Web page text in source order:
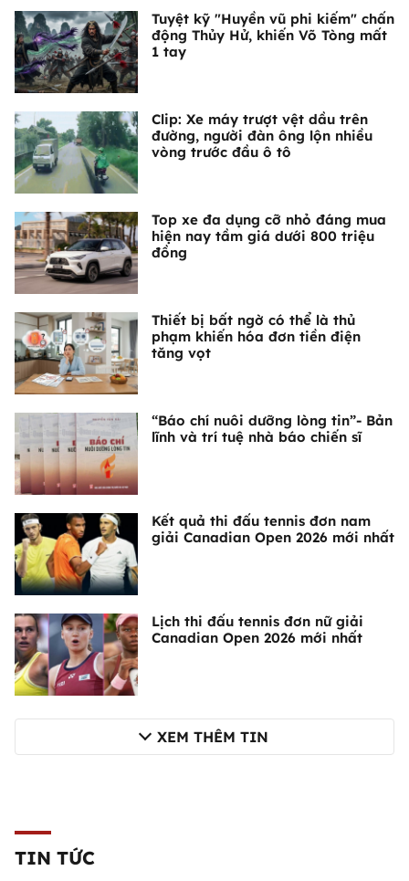
Tuyệt kỹ "Huyền vũ phi kiếm" chấn
động Thủy Hử, khiến Võ Tòng mất
1 tay
Clip: Xe máy trượt vệt dầu trên
đường, người đàn ông lộn nhiều
vòng trước đầu ô tô
Top xe đa dụng cỡ nhỏ đáng mua
hiện nay tầm giá dưới 800 triệu
đồng
Thiết bị bất ngờ có thể là thủ
phạm khiến hóa đơn tiền điện
tăng vọt
“Báo chí nuôi dưỡng lòng tin”- Bản
lĩnh và trí tuệ nhà báo chiến sĩ
Kết quả thi đấu tennis đơn nam
giải Canadian Open 2026 mới nhất
Lịch thi đấu tennis đơn nữ giải
Canadian Open 2026 mới nhất
XEM THÊM TIN
TIN TỨC